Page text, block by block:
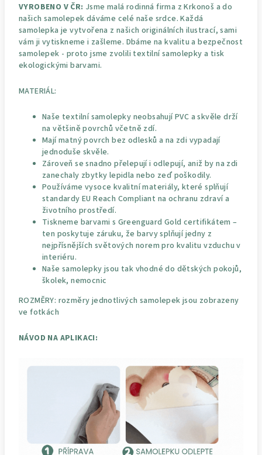
VYROBENO V ČR: Jsme malá rodinná firma z Krkonoš a do
našich samolepek dáváme celé naše srdce. Každá
samolepka je vytvořena z našich originálních ilustrací, sami
vám ji vytiskneme i zašleme. Dbáme na kvalitu a bezpečnost
samolepek - proto jsme zvolili textilní samolepky a tisk
ekologickými barvami.
MATERIÁL:
Naše textilní samolepky neobsahují PVC a skvěle drží
na většině povrchů včetně zdí.
Mají matný povrch bez odlesků a na zdi vypadají
jednoduše skvěle.
Zároveň se snadno přelepují i odlepují, aniž by na zdi
zanechaly zbytky lepidla nebo zeď poškodily.
Používáme vysoce kvalitní materiály, které splňují
standardy EU Reach Compliant na ochranu zdraví a
životního prostředí.
Tiskneme barvami s Greenguard Gold certifikátem –
ten poskytuje záruku, že barvy splňují jedny z
nejpřísnějších světových norem pro kvalitu vzduchu v
interiéru.
Naše samolepky jsou tak vhodné do dětských pokojů,
školek, nemocnic
ROZMĚRY: rozměry jednotlivých samolepek jsou zobrazeny
ve fotkách
NÁVOD NA APLIKACI: